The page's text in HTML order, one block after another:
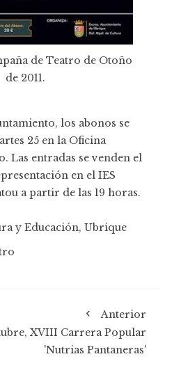
de Teatro de Otoño
de 2011.
los abonos se
25 en la Oficina
Las entradas se venden el
en el IES
a partir de las 19 horas.
y Educación, Ubrique
Anterior
XVIII Carrera Popular
'Nutrias Pantaneras'